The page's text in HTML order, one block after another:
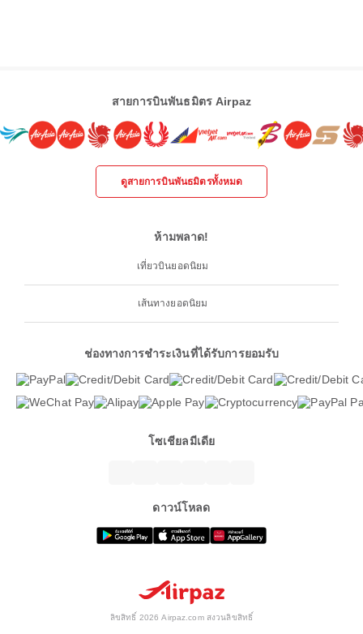
สายการบินพันธมิตร Airpaz
ดูสายการบินพันธมิตรทั้งหมด
ห้ามพลาด!
เที่ยวบินยอดนิยม
เส้นทางยอดนิยม
ช่องทางการชำระเงินที่ได้รับการยอมรับ
โซเชียลมีเดีย
ดาวน์โหลด
ลิขสิทธิ์ 2026 Airpaz.com สงวนลิขสิทธิ์